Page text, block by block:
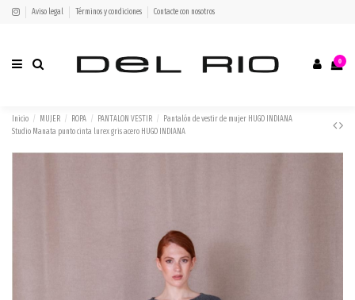
Aviso legal Términos y condiciones Contacte con nosotros
0
Inicio MUJER ROPA PANTALON VESTIR
Pantalón de vestir de mujer HUGO INDIANA
Studio Manata punto cinta lurex gris acero HUGO INDIANA